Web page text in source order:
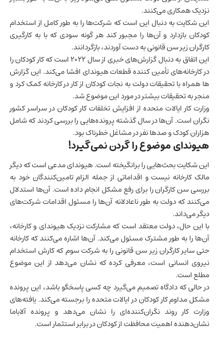
نزدیک همکاری می‌کنند.
این شکایت به دنبال این است که شرکت‌ها را به طور کامل از استخدام
کودکان بازدارد و آن‌ها را مجبور کند هر گونه سودی که با به کارگیری
کارگران زیر سن قانونی به دست آوردند، بازگردانند.
این اتفاق به دنبال گزارش‌های خبری از سال 2022 است که کار کودکان را
در کارخانه‌های تأمین کننده قطعات هیوندای افشا می‌کند. این گزارش
ها همراه با تحقیقات دولت به نجات کودکان از کار در کارخانه کمک کرد و
منجر به تحقیقات بیشتر در مورد این موضوع شد.
وزارت کار ایالات متحده از افزایش تخلفات کار کودکان در سراسر کشور
نگران است. آن‌ها در سال گذشته پرونده‌هایی را بررسی کردند که شامل
هزاران کودک و صدها نفر در مشاغل خطرناک بود.
هیوندای موضوع را گردن نمی‌گیرد!
این شکایت بحث‌هایی را برانگیخته است. هیوندای مدعی است که دیگر
مالک کارخانه نیست و اقداماتی از جمله الزام تامین‌کنندگان خود به
بررسی سن کارگران را برای رفع مشکل انجام داده است. آن‌ها استدلال
می‌کنند که دولت به طور ناعادلانه آن‌ها را مسئول اقدامات شرکت‌های
دیگر می‌داند.
با این حال، دولت معتقد است که مشارکت نزدیک هیوندای و کارخانه،
آن‌ها را به طور مشترک مسئول می‌کند. آن‌ها اشاره می‌کنند که کارخانه
حتی سایر کارگران زیر سن قانونی را به شرکت سوم که کارش استخدام
نیروی انسانی است، معرفی کرده که نشان می‌دهد از این موضوع
مطلع است.
در حالی که دادگاه تصمیم می‌گیرد چه کسی پاسخگو باشد، این پرونده
مشکل مداوم کار کودکان در ایالات متحده را برجسته می‌کند. یافته‌های
وزارت کار روند نگران‌کننده‌ای را نشان می‌دهد و پرونده آلاباما
نشان‌دهنده اهمیت محافظت از کودکان در برابر استثمار است.